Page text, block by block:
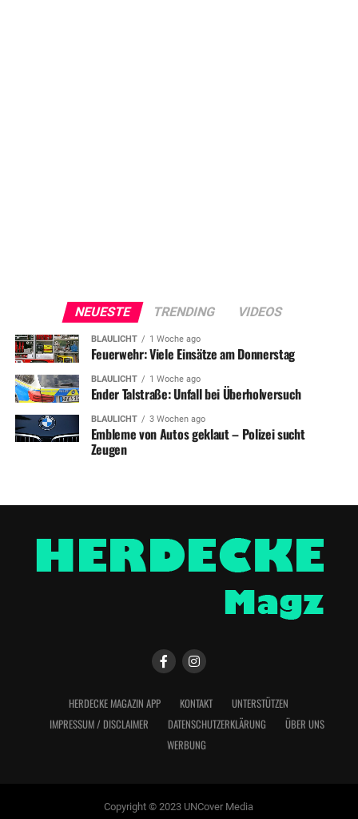
NEUESTE TRENDING VIDEOS
BLAULICHT 1 Woche ago
Feuerwehr: Viele Einsätze am Donnerstag
BLAULICHT 1 Woche ago
Ender Talstraße: Unfall bei Überholversuch
BLAULICHT 3 Wochen ago
Embleme von Autos geklaut – Polizei sucht
Zeugen
HERDECKE MAGAZIN APP KONTAKT
UNTERSTÜTZEN
IMPRESSUM / DISCLAIMER
DATENSCHUTZERKLÄRUNG
ÜBER UNS
WERBUNG
Copyright © 2023 UNCover Media